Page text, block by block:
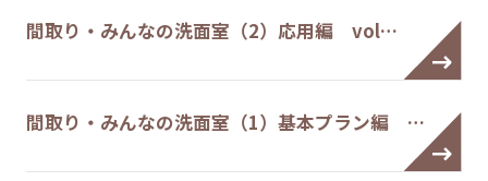
間取り・みんなの洗面室（2）応用編 vol…
間取り・みんなの洗面室（1）基本プラン編 …